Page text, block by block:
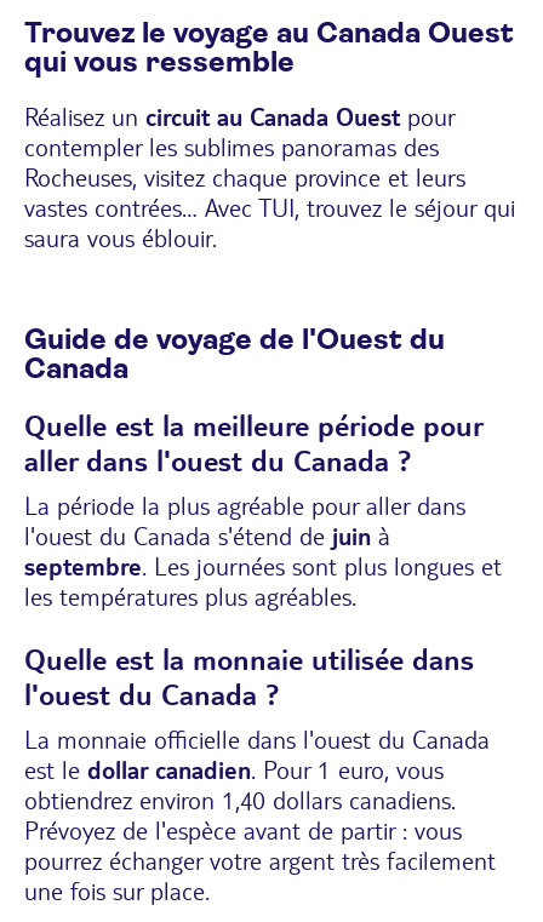
Trouvez le voyage au Canada Ouest
qui vous ressemble
Réalisez un circuit au Canada Ouestpour
contempler les sublimes panoramas des
Rocheuses, visitez chaque province et leurs
vastes contrées… Avec TUI, trouvez le séjourqui
saura vous éblouir.
Guide de voyage de l'Ouest du
Canada
Quelle est la meilleure période pour
aller dans l'ouest du Canada ?
La période la plus agréable pour aller dans
l'ouest du Canada s'étend de juin à
septembre. Les journées sont plus longues et
les températures plus agréables.
Quelle est la monnaie utilisée dans
l'ouest du Canada ?
La monnaie officielle dans l'ouest du Canada
est le dollar canadien. Pour 1 euro, vous
obtiendrez environ 1,40 dollars canadiens.
Prévoyez de l'espèce avant de partir : vous
pourrez échanger votre argent très facilement
une fois sur place.